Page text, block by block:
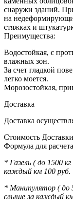
снаружи зданий.
на
стяжках и
Преимущества:
Водостойкая, с
влажных зон.
За счет гладкой
легко моется.
Морозостойкая,
Доставка
Доставка
Стоимость
Формула для
* Газель ( до 1500
каждый км 100 руб.
* Манипулятор ( до
свыше за каждый